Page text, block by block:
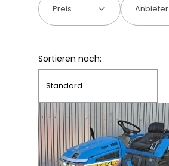
Preis Anbieter
Produktliste
Sortieren nach:
Standard